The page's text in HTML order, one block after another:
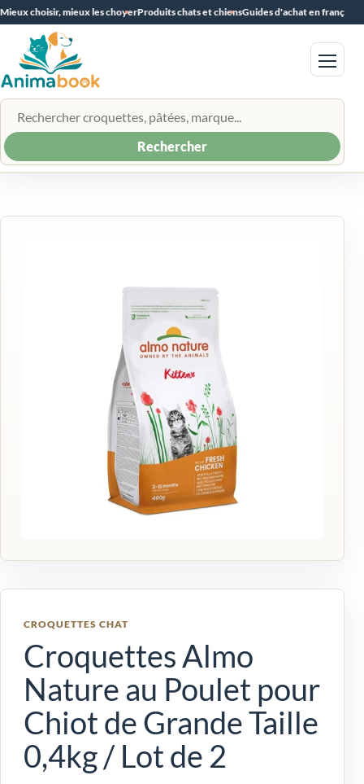
Mieux choisir, mieux les choyerProduits chats et chiensGuides d'achat en français
Rechercher un produit
Rechercher
Menu
CROQUETTES CHAT
Croquettes Almo
Nature au Poulet pour
Chiot de Grande Taille
0,4kg / Lot de 2